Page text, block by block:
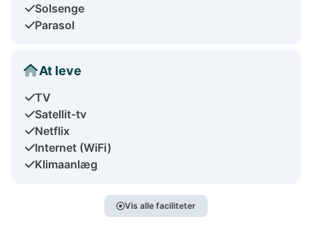
Solsenge
Parasol
At leve
TV
Satellit-tv
Netflix
Internet (WiFi)
Klimaanlæg
Vis alle faciliteter